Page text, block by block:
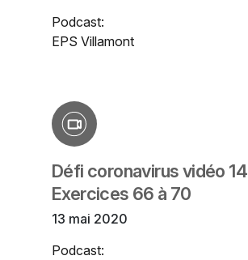
Podcast:
EPS Villamont
Défi coronavirus vidéo 14
Exercices 66 à 70
13 mai 2020
Podcast: